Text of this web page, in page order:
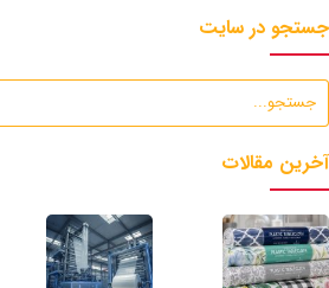
جستجو در سایت
آخرین مقالات